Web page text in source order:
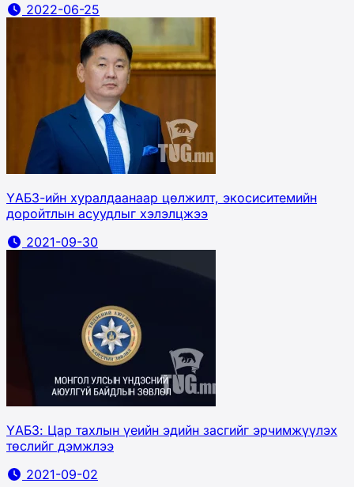
2022-06-25
ҮАБЗ-ийн хуралдаанаар цөлжилт, экосиситемийн
доройтлын асуудлыг хэлэлцжээ
2021-09-30
ҮАБЗ: Цар тахлын үеийн эдийн засгийг эрчимжүүлэх
төслийг дэмжлээ
2021-09-02